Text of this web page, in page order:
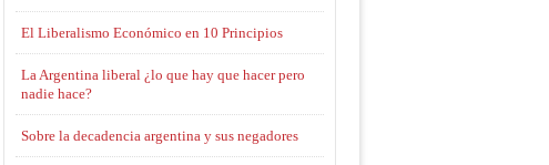
El Liberalismo Económico en 10 Principios
La Argentina liberal ¿lo que hay que hacer pero
nadie hace?
Sobre la decadencia argentina y sus negadores